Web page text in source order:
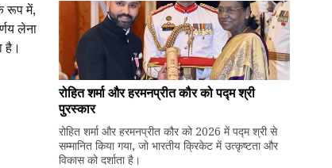
रूप में,
लेना
है।
रोहित शर्मा और हरमनप्रीत कौर को पद्म श्री
पुरस्कार
रोहित शर्मा और हरमनप्रीत कौर को 2026 में पद्म श्री से
सम्मानित किया गया, जो भारतीय क्रिकेट में उत्कृष्टता और
विकास को दर्शाता है।